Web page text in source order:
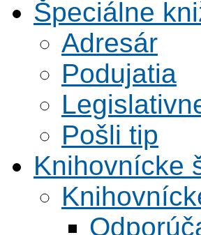
Špeciálne
Adresár
Podujatia
Pošli tip
Knihovnícke